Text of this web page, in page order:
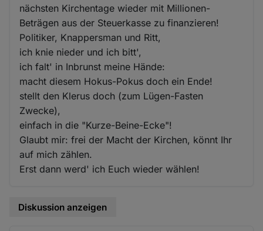
nächsten Kirchentage wieder mit Millionen-
Beträgen aus der Steuerkasse zu finanzieren!
Politiker, Knappersman und Ritt,
ich knie nieder und ich bitt',
ich falt' in Inbrunst meine Hände:
macht diesem Hokus-Pokus doch ein Ende!
stellt den Klerus doch (zum Lügen-Fasten
Zwecke),
einfach in die "Kurze-Beine-Ecke"!
Glaubt mir: frei der Macht der Kirchen, könnt Ihr
auf mich zählen.
Erst dann werd' ich Euch wieder wählen!
Diskussion anzeigen